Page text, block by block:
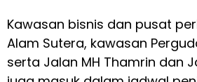
Kawasan bisnis dan pusat
Alam Sutera, kawasan
serta Jalan MH Thamrin dan